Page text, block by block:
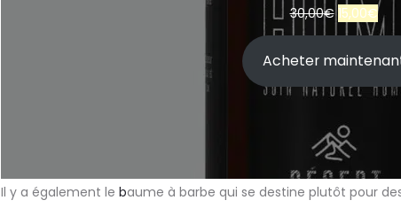
30,00€ 15,00€
Acheter
Il y a également le baume à barbe qui se destine plutôt pour